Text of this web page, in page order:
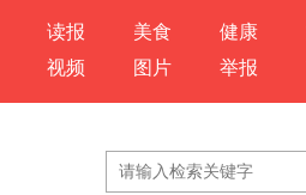
读报 美食 健康
视频 图片 举报